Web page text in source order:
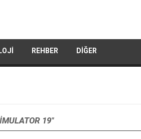
REHBER DIĞER
19"